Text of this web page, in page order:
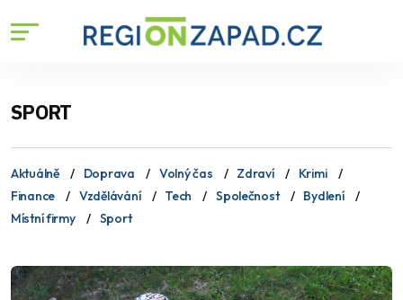
SPORT
Aktuálně Doprava Volný čas Zdraví
Krimi
Finance
Vzdělávání Tech Společnost
Bydlení
Místní firmy
Sport